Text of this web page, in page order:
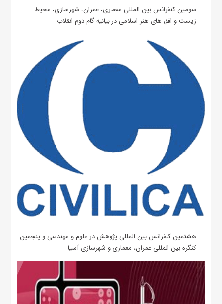
سومین کنفرانس بین المللی معماری، عمران، شهرسازی، محیط
زیست و افق های هنر اسلامی در بیانیه گام دوم انقلاب
هشتمین کنفرانس بین المللی پژوهش در علوم و مهندسی و پنجمین
کنگره بین المللی عمران، معماری و شهرسازی آسیا